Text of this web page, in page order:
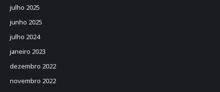
julho 2025
junho 2025
julho 2024
janeiro 2023
dezembro 2022
novembro 2022